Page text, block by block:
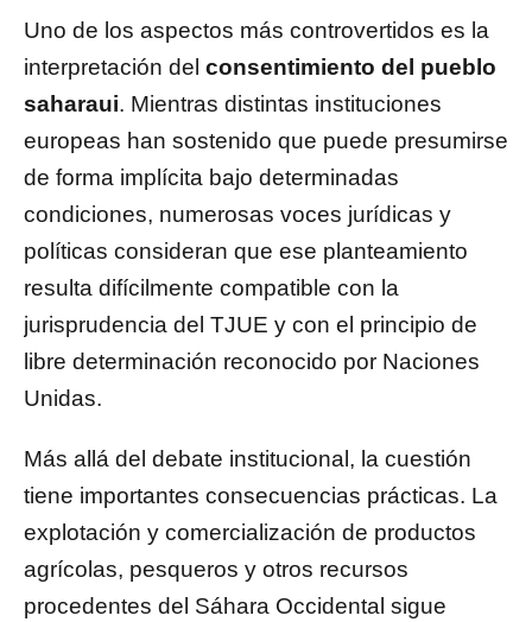
Uno de los aspectos más controvertidos es la
interpretación del consentimiento del pueblo
saharaui. Mientras distintas instituciones
europeas han sostenido que puede presumirse
de forma implícita bajo determinadas
condiciones, numerosas voces jurídicas y
políticas consideran que ese planteamiento
resulta difícilmente compatible con la
jurisprudencia del TJUE y con el principio de
libre determinación reconocido por Naciones
Unidas.
Más allá del debate institucional, la cuestión
tiene importantes consecuencias prácticas. La
explotación y comercialización de productos
agrícolas, pesqueros y otros recursos
procedentes del Sáhara Occidental sigue